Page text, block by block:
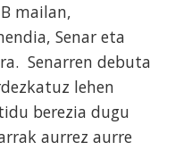
mailan,
Senar eta
Senarren debuta
lehen
berezia dugu
aurrez aurre